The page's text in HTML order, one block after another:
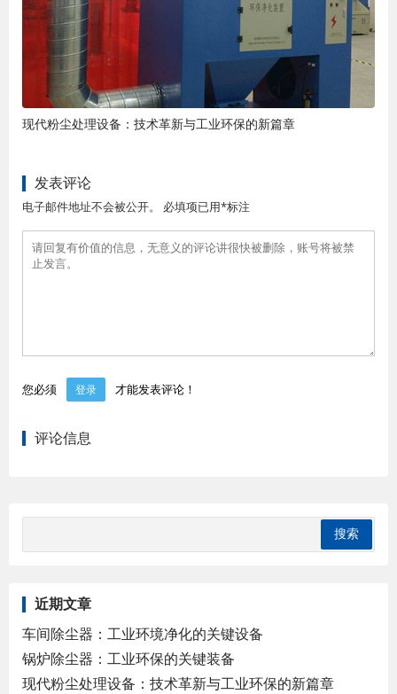
现代粉尘处理设备：技术革新与工业环保的新篇章
发表评论
电子邮件地址不会被公开。 必填项已用*标注
您必须 登录 才能发表评论！
评论信息
近期文章
车间除尘器：工业环境净化的关键设备
锅炉除尘器：工业环保的关键装备
现代粉尘处理设备：技术革新与工业环保的新篇章